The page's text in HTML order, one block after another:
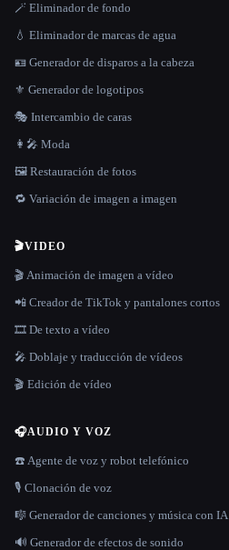
🪄 Eliminador de fondo
💧 Eliminador de marcas de agua
🪪 Generador de disparos a la cabeza
⚜️ Generador de logotipos
🎭 Intercambio de caras
👩‍🎤 Moda
🖼️ Restauración de fotos
🔁 Variación de imagen a imagen
🎬VIDEO
🎬 Animación de imagen a vídeo
📲 Creador de TikTok y pantalones cortos
🎞️ De texto a vídeo
🎤 Doblaje y traducción de vídeos
🎬 Edición de vídeo
🎧AUDIO Y VOZ
☎️ Agente de voz y robot telefónico
🎙️ Clonación de voz
🎼 Generador de canciones y música con IA
🔊 Generador de efectos de sonido